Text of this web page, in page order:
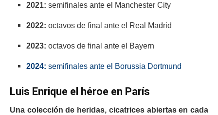
2021: semifinales ante el Manchester City
2022: octavos de final ante el Real Madrid
2023: octavos de final ante el Bayern
2024: semifinales ante el Borussia Dortmund
Luis Enrique el héroe en París
Una colección de heridas, cicatrices abiertas en cada